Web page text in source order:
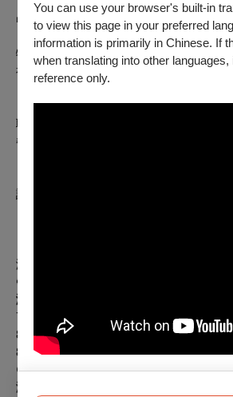
You can use your browser's built-in
to view this page in your preferred
information is primarily in Chinese. If
when translating into other languages,
reference only.
🎫 🎫A B區票級與座位說明 🎫🎫
Ａ區backbone 頭人席票 🛋️
特製舒適沙發座椅，寬敞舒適，絕佳視野
禮等尊爵享受。每席座位原價6800元。
Ｂ區backbone優選席票🪑
職人等級的舒適特製座椅，符合人體工學
餐點等行家體驗。每席座位原價2400元。
請於開放入場時段抵達前台辦理報到，由
演出場次：
🔵
演出卡司：
7/23（三）19:30
8/06（三）19:30
8/07（四）14:30
🟣B版演出時間：
演出卡司：